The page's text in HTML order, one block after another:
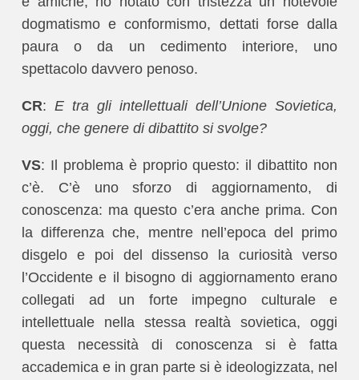
dogmatismo e conformismo, dettati forse dalla
paura o da un cedimento interiore, uno
spettacolo davvero penoso.
CR: E tra gli intellettuali dell’Unione Sovietica,
oggi, che genere di dibattito si svolge?
VS: Il problema è proprio questo: il dibattito non
c’è. C’è uno sforzo di aggiornamento, di
conoscenza: ma questo c’era anche prima. Con
la differenza che, mentre nell’epoca del primo
disgelo e poi del dissenso la curiosità verso
l’Occidente e il bisogno di aggiornamento erano
collegati ad un forte impegno culturale e
intellettuale nella stessa realtà sovietica, oggi
questa necessità di conoscenza si è fatta
accademica e in gran parte si è ideologizzata, nel